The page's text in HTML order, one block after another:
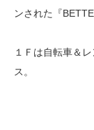
ンされた『
１Ｆは自転車＆
ス。